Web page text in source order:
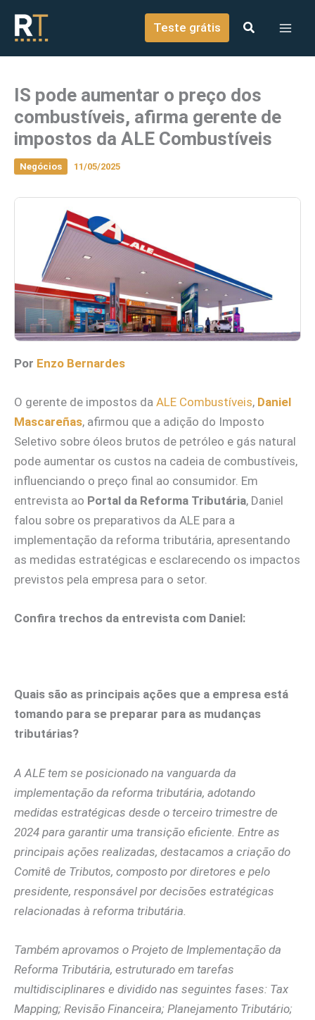
conteúdo
Teste grátis
IS pode aumentar o preço dos
combustíveis, afirma gerente de
impostos da ALE Combustíveis
Negócios 11/05/2025
Por Enzo Bernardes
O gerente de impostos da ALE Combustíveis, Daniel
Mascareñas, afirmou que a adição do Imposto
Seletivo sobre óleos brutos de petróleo e gás natural
pode aumentar os custos na cadeia de combustíveis,
influenciando o preço final ao consumidor. Em
entrevista ao Portal da Reforma Tributária, Daniel
falou sobre os preparativos da ALE para a
implementação da reforma tributária, apresentando
as medidas estratégicas e esclarecendo os impactos
previstos pela empresa para o setor.
Confira trechos da entrevista com Daniel:
Quais são as principais ações que a empresa está
tomando para se preparar para as mudanças
tributárias?
A ALE tem se posicionado na vanguarda da
implementação da reforma tributária, adotando
medidas estratégicas desde o terceiro trimestre de
2024 para garantir uma transição eficiente. Entre as
principais ações realizadas, destacamos a criação do
Comitê de Tributos, composto por diretores e pelo
presidente, responsável por decisões estratégicas
relacionadas à reforma tributária.
Também aprovamos o Projeto de Implementação da
Reforma Tributária, estruturado em tarefas
multidisciplinares e dividido nas seguintes fases: Tax
Mapping; Revisão Financeira; Planejamento Tributário;